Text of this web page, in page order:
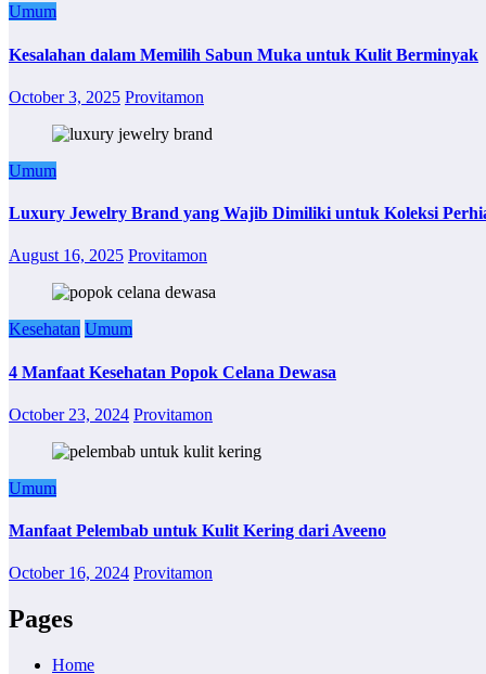
Umum
Kesalahan dalam Memilih Sabun Muka untuk Kulit Berminyak
October 3, 2025 Provitamon
Umum
Luxury Jewelry Brand yang Wajib Dimiliki untuk Koleksi
August 16, 2025 Provitamon
Kesehatan Umum
4 Manfaat Kesehatan Popok Celana Dewasa
October 23, 2024 Provitamon
Umum
Manfaat Pelembab untuk Kulit Kering dari Aveeno
October 16, 2024 Provitamon
Pages
Home